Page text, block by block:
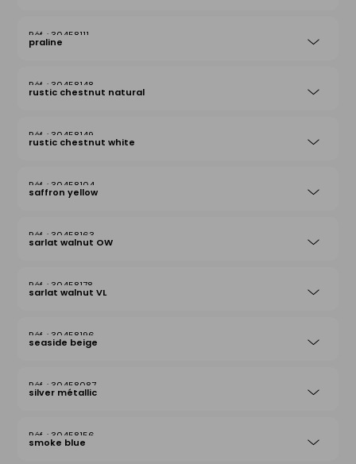
30458111
praline
30458148
rustic chestnut natural
30458149
rustic chestnut white
30458104
saffron yellow
30458163
sarlat walnut OW
30458178
sarlat walnut VL
30458196
seaside beige
30458087
silver métallic
30458156
smoke blue